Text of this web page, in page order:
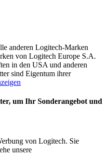
anderen Logitech-Marken
von Logitech Europe S.A.
in den USA und anderen
sind Eigentum ihrer
um Ihr Sonderangebot und
von Logitech. Sie
unsere